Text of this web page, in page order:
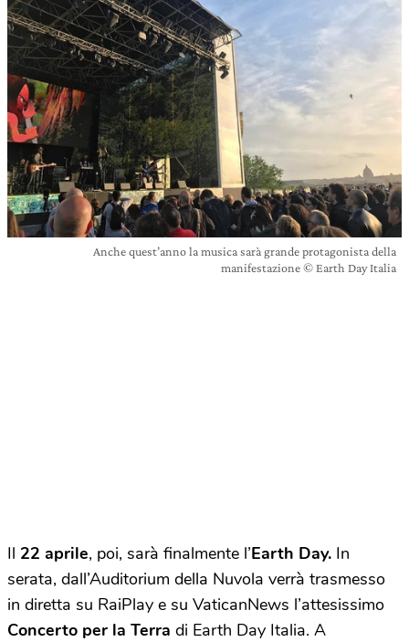
Anche quest’anno la musica sarà grande protagonista della
manifestazione © Earth Day Italia
Il 22 aprile, poi, sarà finalmente l’Earth Day. In
serata, dall’Auditorium della Nuvola verrà trasmesso
in diretta su RaiPlay e su VaticanNews l’attesissimo
Concerto per la Terra di Earth Day Italia. A